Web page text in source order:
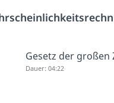
Gesetz der großen
Dauer: 04:22